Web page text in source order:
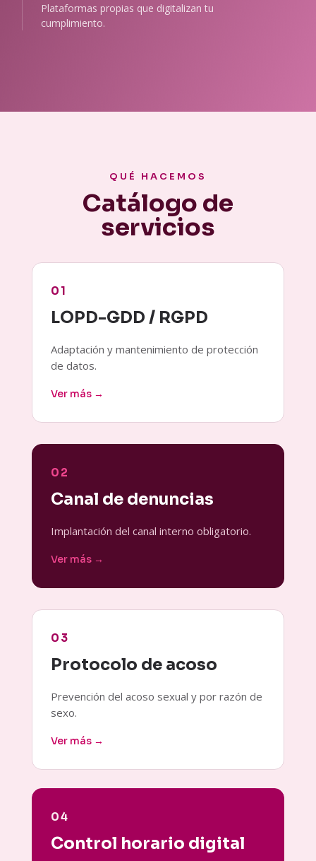
Plataformas propias que digitalizan tu
cumplimiento.
QUÉ HACEMOS
Catálogo de
servicios
01
LOPD-GDD / RGPD
Adaptación y mantenimiento de protección
de datos.
Ver más →
02
Canal de denuncias
Implantación del canal interno obligatorio.
Ver más →
03
Protocolo de acoso
Prevención del acoso sexual y por razón de
sexo.
Ver más →
04
Control horario digital